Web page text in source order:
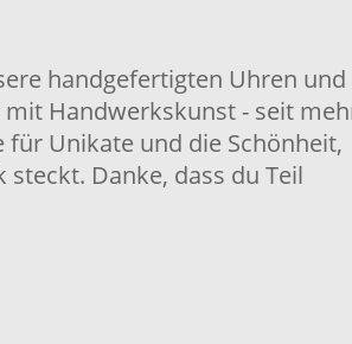
handgefertigten Uhren und
Handwerkskunst - seit
für Unikate und die Schönheit,
Danke, dass du Teil